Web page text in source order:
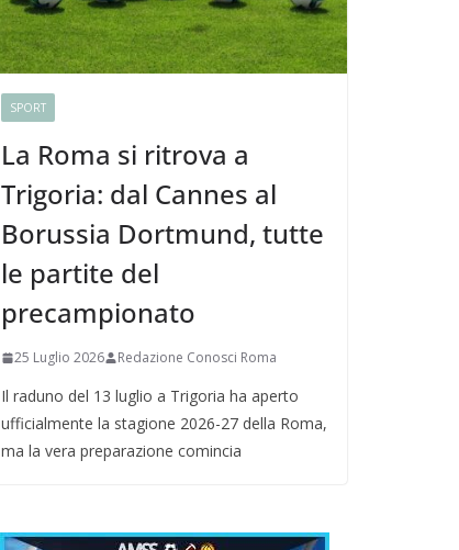
SPORT
La Roma si ritrova a
Trigoria: dal Cannes al
Borussia Dortmund, tutte
le partite del
precampionato
25 Luglio 2026 Redazione Conosci Roma
Il raduno del 13 luglio a Trigoria ha aperto
ufficialmente la stagione 2026-27 della Roma,
ma la vera preparazione comincia